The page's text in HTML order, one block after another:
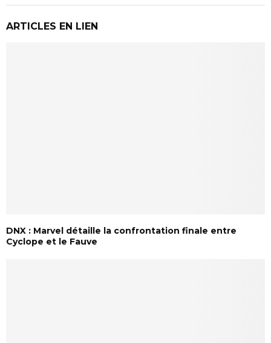
ARTICLES EN LIEN
DNX : Marvel détaille la confrontation finale entre
Cyclope et le Fauve